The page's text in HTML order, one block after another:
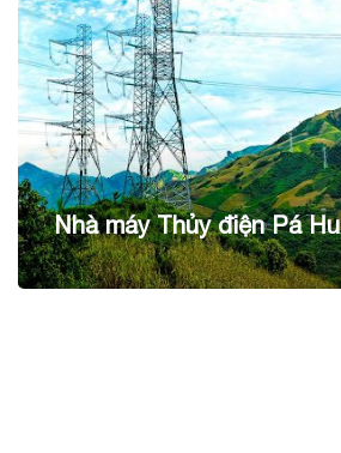
Nhà máy Thủy điện Pá Hu